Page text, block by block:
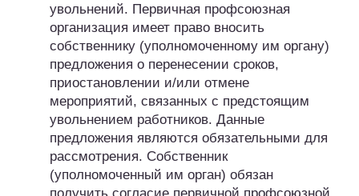
увольнений. Первичная профсоюзная
организация имеет право вносить
собственнику (уполномоченному им органу)
предложения о перенесении сроков,
приостановлении и/или отмене
мероприятий, связанных с предстоящим
увольнением работников. Данные
предложения являются обязательными для
рассмотрения. Собственник
(уполномоченный им орган) обязан